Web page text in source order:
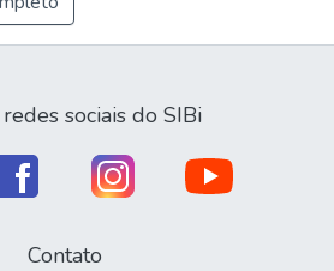
sociais do SIBi
Contato